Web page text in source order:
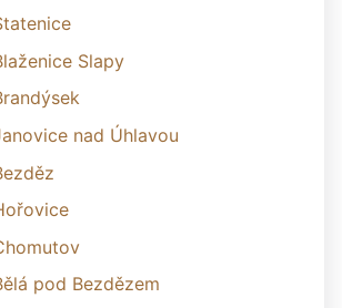
Slapy
nad Úhlavou
pod Bezdězem